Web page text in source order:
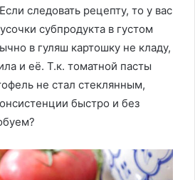
следовать рецепту, то у вас
субпродукта в густом
в гуляш картошку не кладу,
и её. Т.к. томатной пасты
не стал стеклянным,
быстро и без